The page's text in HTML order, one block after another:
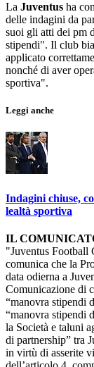
La Juventus ha
delle indagini da
suoi gli atti dei pm
stipendi". Il club
applicato
nonché di aver
sportiva".
Leggi anche
Indagini chiuse,
lealtà sportiva
IL
"Juventus Football
comunica che la
data odierna a
Comunicazione di
“manovra stipendi
“manovra stipendi
la Società e taluni
di partnership” tra
in virtù di asserite